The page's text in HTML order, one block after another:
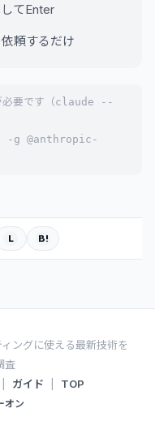
てEnter
頼するだけ
要です（claude --
g @anthropic-
L B!
ングに使える最新技術を
査
ガイド TOP
オン